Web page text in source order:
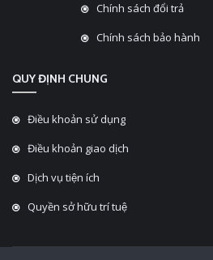
Chính sách đổi trả
Chính sách bảo hành
QUY ĐỊNH CHUNG
Điều khoản sử dụng
Điều khoản giao dịch
Dịch vụ tiện ích
Quyền sở hữu trí tuệ